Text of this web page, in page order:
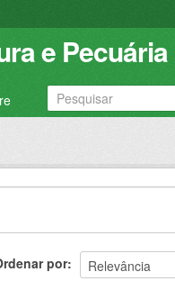
e Pecuária
por